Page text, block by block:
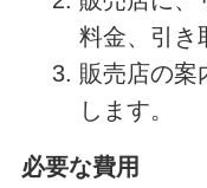
料金、引き
販売店の案
します。
必要な費用